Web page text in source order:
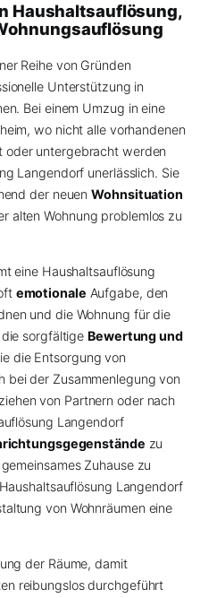
Haushaltsauflösung,
Reihe von Gründen
Unterstützung in
Bei einem Umzug in eine
wo nicht alle vorhandenen
oder untergebracht werden
Langendorf unerlässlich. Sie
der neuenWohnsituation
alten Wohnung problemlos zu
eine Haushaltsauflösung
emotionale Aufgabe, den
und die Wohnung für die
die sorgfältigeBewertung und
die Entsorgung von
bei der Zusammenlegung von
von Partnern oder nach
Langendorf
zu
Zuhause zu
Langendorf
von Wohnräumen eine
der Räume, damit
reibungslos durchgeführt